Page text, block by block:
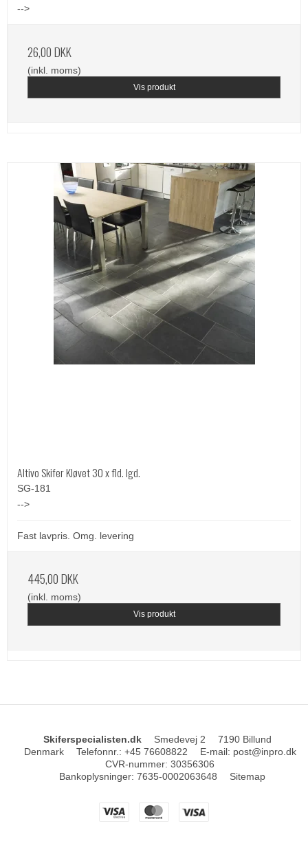
-->
26,00 DKK
(inkl. moms)
Vis produkt
Altivo Skifer Kløvet 30 x fld. lgd.
SG-181
-->
Fast lavpris. Omg. levering
445,00 DKK
(inkl. moms)
Vis produkt
Skiferspecialisten.dk Smedevej 2
7190 Billund
Denmark
Telefonnr. : +45 76608822 E-mail: post@inpro.dk
CVR-nummer: 30356306
Bankoplysninger: 7635-0002063648 Sitemap